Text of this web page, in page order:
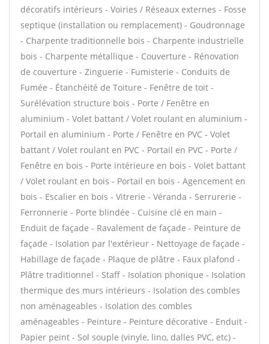
décoratifs intérieurs - Voiries / Réseaux externes - Fosse
septique (installation ou remplacement) - Goudronnage
- Charpente traditionnelle bois - Charpente industrielle
bois - Charpente métallique - Couverture - Rénovation
de couverture - Zinguerie - Fumisterie - Conduits de
Fumée - Étanchéité de Toiture - Fenêtre de toit -
Surélévation structure bois - Porte / Fenêtre en
aluminium - Volet battant / Volet roulant en aluminium -
Portail en aluminium - Porte / Fenêtre en PVC - Volet
battant / Volet roulant en PVC - Portail en PVC - Porte /
Fenêtre en bois - Porte intérieure en bois - Volet battant
/ Volet roulant en bois - Portail en bois - Agencement en
bois - Escalier en bois - Vitrerie - Véranda - Serrurerie -
Ferronnerie - Porte blindée - Cuisine clé en main -
Enduit de façade - Ravalement de façade - Peinture de
façade - Isolation par l'extérieur - Nettoyage de façade -
Habillage de façade - Plaque de plâtre - Faux plafond -
Plâtre traditionnel - Staff - Isolation phonique - Isolation
thermique des murs intérieurs - Isolation des combles
non aménageables - Isolation des combles
aménageables - Peinture - Peinture décorative - Enduit -
Papier peint - Sol souple (vinyle, lino, dalles PVC, etc) -